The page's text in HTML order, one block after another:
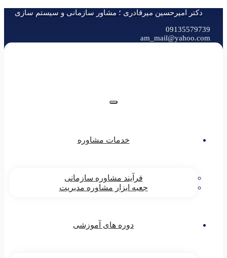
امیرحسین میرقادری ؛ مشاور سازمانی و سیستم سازی
خدمات مشاوره
فرآیند مشاوره سازمانی
جعبه ابزار مشاوره مدیریت
دوره های آموزشی